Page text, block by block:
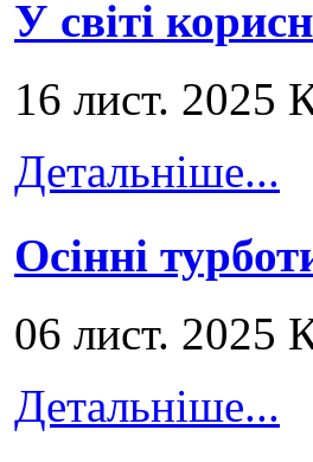
У світі
16 лист. 2025
Детальніше...
Осінні
06 лист. 2025
Детальніше...